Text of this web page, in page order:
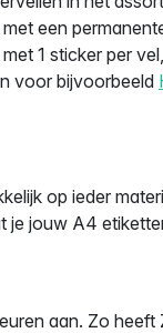
een
1 sticker per
voor bijvoorbeeld
op ieder
jouw A4
aan. Zo